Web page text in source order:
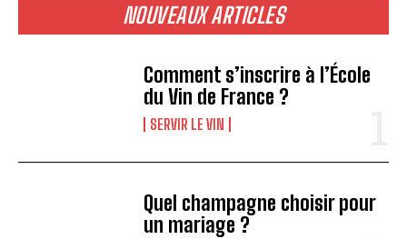
NOUVEAUX ARTICLES
Comment s’inscrire à l’École
du Vin de France ?
SERVIR LE VIN
Quel champagne choisir pour
un mariage ?